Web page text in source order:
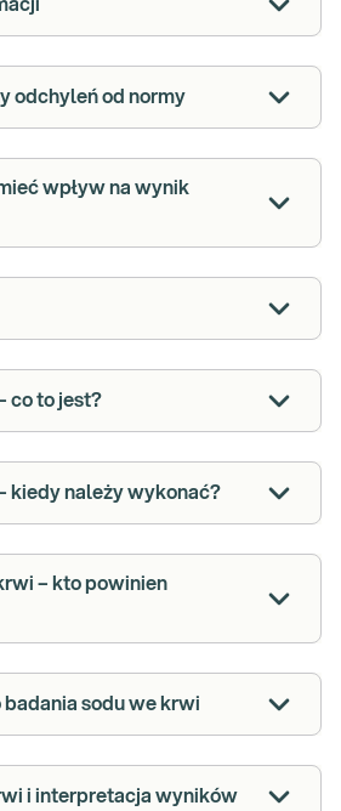
odchyleń od normy
wpływ na wynik
co to jest?
kiedy należy wykonać?
– kto powinien
sodu we krwi
i interpretacja wyników